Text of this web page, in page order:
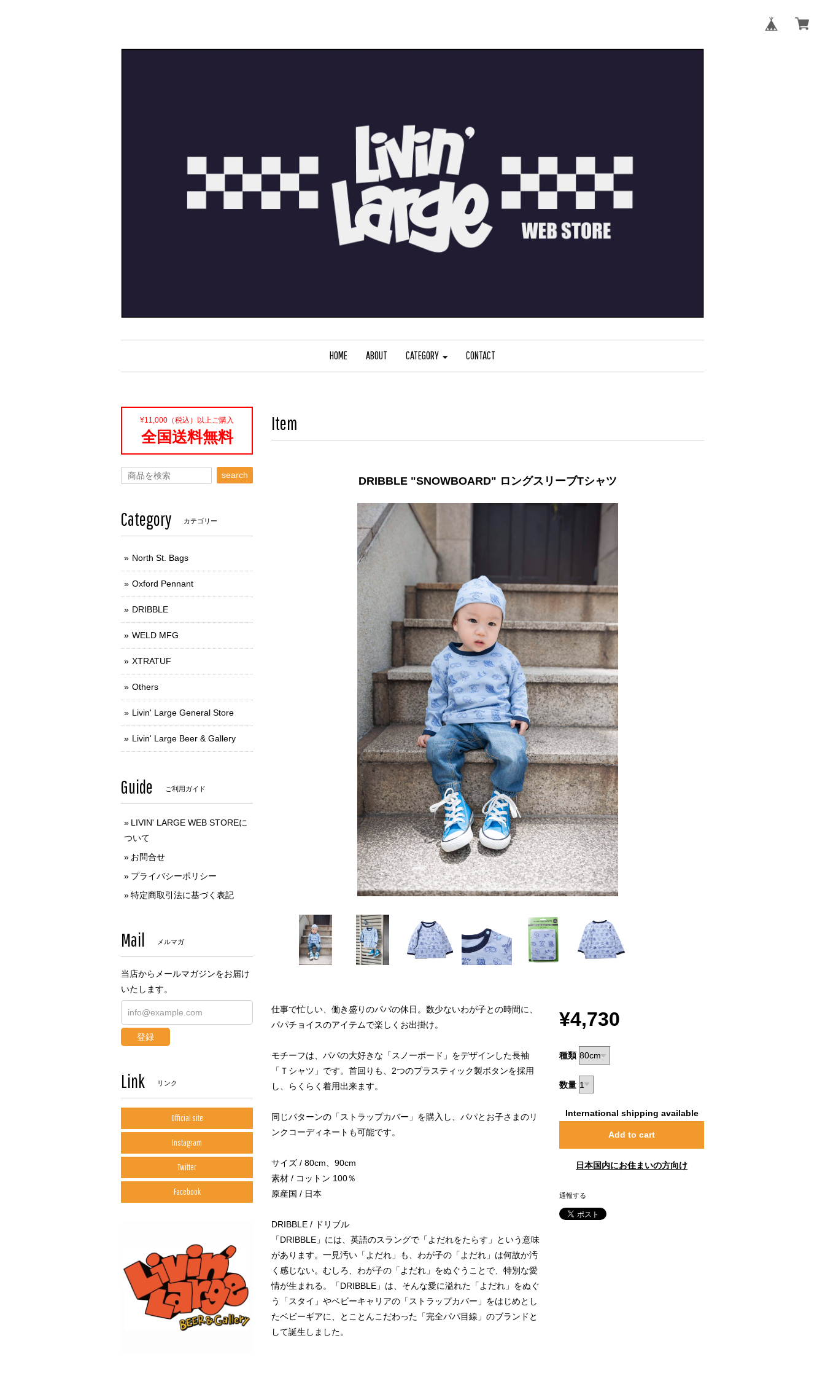
HOME ABOUT CATEGORY CONTACT
Item
DRIBBLE "SNOWBOARD" ロングスリーブTシャツ
仕事で忙しい、働き盛りのパパの休日。数少ないわが子との時間に、
パパチョイスのアイテムで楽しくお出掛け。
モチーフは、パパの大好きな「スノーボード」をデザインした長袖
「Ｔシャツ」です。首回りも、2つのプラスティック製ボタンを採用
し、らくらく着用出来ます。
同じパターンの「ストラップカバー」を購入し、パパとお子さまのリ
ンクコーディネートも可能です。
サイズ / 80cm、90cm
素材 / コットン 100％
原産国 / 日本
DRIBBLE / ドリブル
「DRIBBLE」には、英語のスラングで「よだれをたらす」という意味
があります。一見汚い「よだれ」も、わが子の「よだれ」は何故か汚
く感じない。むしろ、わが子の「よだれ」をぬぐうことで、特別な愛
情が生まれる。「DRIBBLE」は、そんな愛に溢れた「よだれ」をぬぐ
う「スタイ」やベビーキャリアの「ストラップカバー」をはじめとし
たベビーギアに、とことんこだわった「完全パパ目線」のブランドと
して誕生しました。
¥4,730
種類
数量
International shipping available
Add to cart
日本国内にお住まいの方向け
通報する
¥11,000（税込）以上ご購入
全国送料無料
search
Category カテゴリー
North St. Bags
Oxford Pennant
DRIBBLE
WELD MFG
XTRATUF
Others
Livin' Large General Store
Livin' Large Beer & Gallery
Guide ご利用ガイド
LIVIN' LARGE WEB STOREに
ついて
お問合せ
プライバシーポリシー
特定商取引法に基づく表記
Mail メルマガ
当店からメールマガジンをお届け
いたします。
登録
Link リンク
Official site
Instagram
Twitter
Facebook